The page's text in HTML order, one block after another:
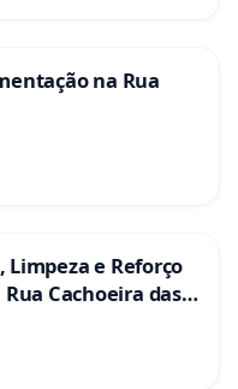
ecológicos
das espécies e
de material
Federação, espaços
especialmente
na Rua
Limpeza e Reforço
Cachoeira das